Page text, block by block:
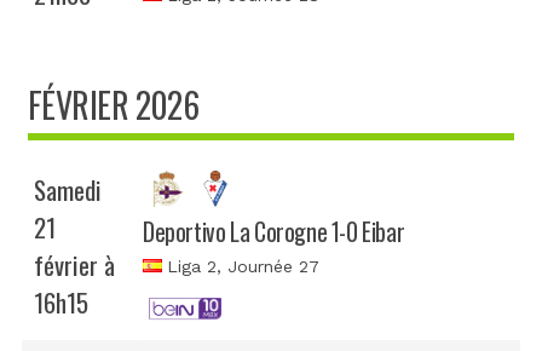
FÉVRIER 2026
Samedi
21
février à
16h15
Deportivo La Corogne 1-0 Eibar
Liga 2, Journée 27